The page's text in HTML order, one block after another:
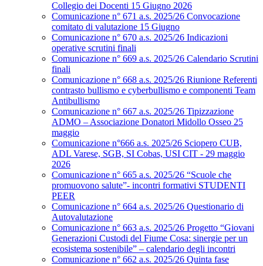
Collegio dei Docenti 15 Giugno 2026
Comunicazione n° 671 a.s. 2025/26 Convocazione
comitato di valutazione 15 Giugno
Comunicazione n° 670 a.s. 2025/26 Indicazioni
operative scrutini finali
Comunicazione n° 669 a.s. 2025/26 Calendario Scrutini
finali
Comunicazione n° 668 a.s. 2025/26 Riunione Referenti
contrasto bullismo e cyberbullismo e componenti Team
Antibullismo
Comunicazione n° 667 a.s. 2025/26 Tipizzazione
ADMO – Associazione Donatori Midollo Osseo 25
maggio
Comunicazione n°666 a.s. 2025/26 Sciopero CUB,
ADL Varese, SGB, SI Cobas, USI CIT - 29 maggio
2026
Comunicazione n° 665 a.s. 2025/26 “Scuole che
promuovono salute”- incontri formativi STUDENTI
PEER
Comunicazione n° 664 a.s. 2025/26 Questionario di
Autovalutazione
Comunicazione n° 663 a.s. 2025/26 Progetto “Giovani
Generazioni Custodi del Fiume Cosa: sinergie per un
ecosistema sostenibile” – calendario degli incontri
Comunicazione n° 662 a.s. 2025/26 Quinta fase